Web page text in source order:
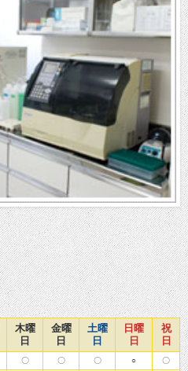
木曜
日
金曜
日
土曜
日
日曜
日
祝
日
〇 〇 〇 ○ 〇